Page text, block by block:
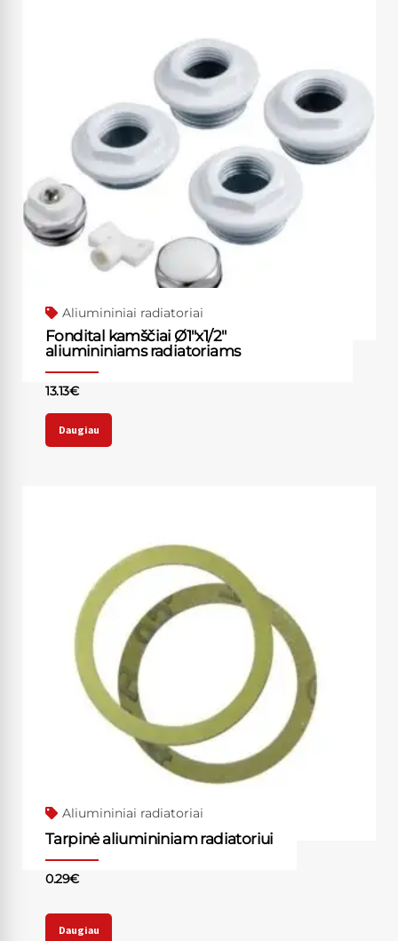
Aliumininiai radiatoriai
Fondital kamščiai Ø1″x1/2″
aliumininiams radiatoriams
13.13€
Daugiau
Aliumininiai radiatoriai
Tarpinė aliumininiam radiatoriui
0.29€
Daugiau